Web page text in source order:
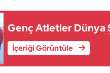
Genç Atletler Dünya
İçeriği Görüntüle